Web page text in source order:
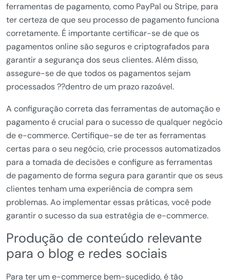
ferramentas de pagamento, como PayPal ou Stripe, para
ter certeza de que seu processo de pagamento funciona
corretamente. É importante certificar-se de que os
pagamentos online são seguros e criptografados para
garantir a segurança dos seus clientes. Além disso,
assegure-se de que todos os pagamentos sejam
processados ??dentro de um prazo razoável.
A configuração correta das ferramentas de automação e
pagamento é crucial para o sucesso de qualquer negócio
de e-commerce. Certifique-se de ter as ferramentas
certas para o seu negócio, crie processos automatizados
para a tomada de decisões e configure as ferramentas
de pagamento de forma segura para garantir que os seus
clientes tenham uma experiência de compra sem
problemas. Ao implementar essas práticas, você pode
garantir o sucesso da sua estratégia de e-commerce.
Produção de conteúdo relevante
para o blog e redes sociais
Para ter um e-commerce bem-sucedido, é tão